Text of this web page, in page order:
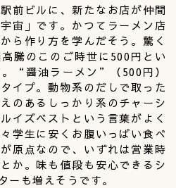
前ビルに、新たなお店が仲間
宙」です。かつてラーメン店
ら作り方を学んだそう。驚く
騰のこのご時世に500円とい
“醤油ラーメン”（500円）
イプ。動物系のだしで取った
のあるしっかり系のチャーシ
イズベストという言葉がよく
学生に安くお腹いっぱい食べ
原点なので、いずれは営業時
か。味も値段も安心できるシ
ーも増えそうです。